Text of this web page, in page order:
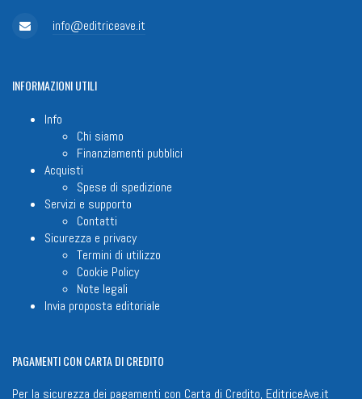
info@editriceave.it
INFORMAZIONIUTILI
Info
Chi siamo
Finanziamenti pubblici
Acquisti
Spese di spedizione
Servizi e supporto
Contatti
Sicurezza e privacy
Termini di utilizzo
Cookie Policy
Note legali
Invia proposta editoriale
PAGAMENTICON CARTA DI CREDITO
Per la sicurezza dei pagamenti con Carta di Credito, EditriceAve.it